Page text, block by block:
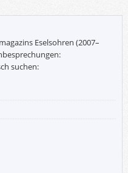
Eselsohren (2007–
suchen: